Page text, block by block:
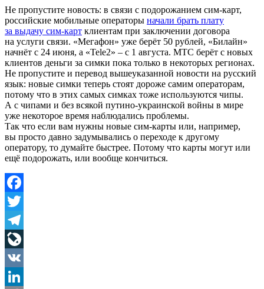
Не пропустите новость: в связи с подорожанием сим-карт,
российские мобильные операторы начали брать плату
за выдачу сим-карт клиентам при заключении договора
на услуги связи. «Мегафон» уже берёт 50 рублей, «Билайн»
начнёт с 24 июня, а «Tele2» – с 1 августа. МТС берёт с новых
клиентов деньги за симки пока только в некоторых регионах.
Не пропустите и перевод вышеуказанной новости на русский
язык: новые симки теперь стоят дороже самим операторам,
потому что в этих самых симках тоже используются чипы.
А с чипами и без всякой путино-украинской войны в мире
уже некоторое время наблюдались проблемы.
Так что если вам нужны новые сим-карты или, например,
вы просто давно задумывались о переходе к другому
оператору, то думайте быстрее. Потому что карты могут или
ещё подорожать, или вообще кончиться.
Facebook
Twitter
Telegram
LiveJournal
VK